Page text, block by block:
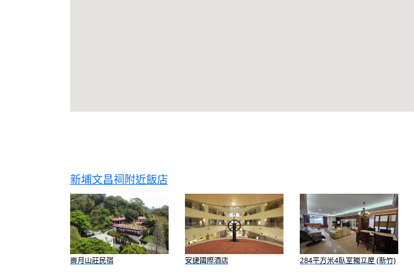
新埔文昌祠附近飯店
霽月山莊民宿 安捷國際酒店 284平方米4臥室獨立屋 (新竹)
- 有3間私人浴室